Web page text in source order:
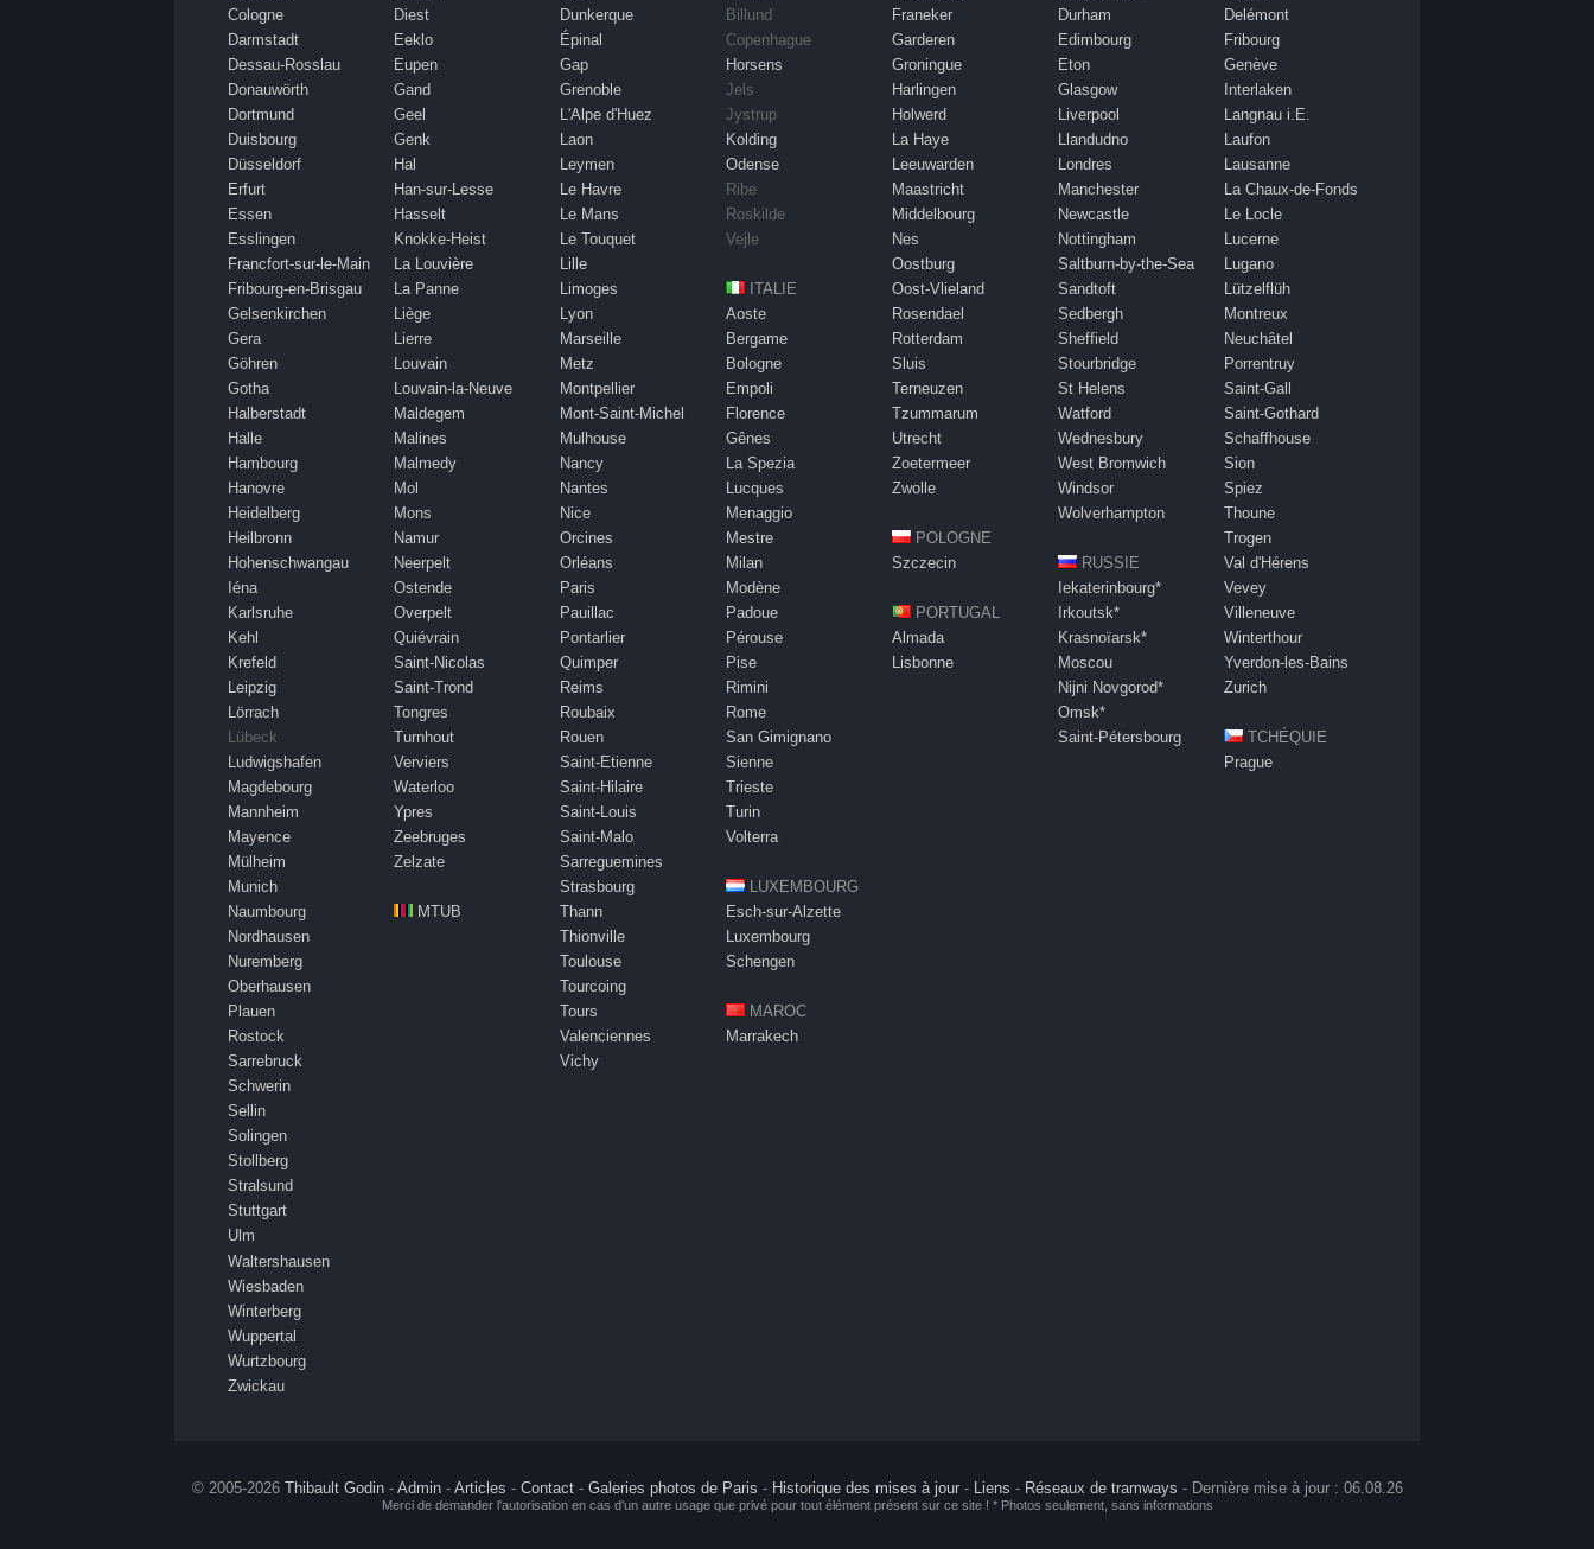
Cologne
Darmstadt
Dessau-Rosslau
Donauwörth
Dortmund
Duisbourg
Düsseldorf
Erfurt
Essen
Esslingen
Francfort-sur-le-Main
Fribourg-en-Brisgau
Gelsenkirchen
Gera
Göhren
Gotha
Halberstadt
Halle
Hambourg
Hanovre
Heidelberg
Heilbronn
Hohenschwangau
Iéna
Karlsruhe
Kehl
Krefeld
Leipzig
Lörrach
Lübeck
Ludwigshafen
Magdebourg
Mannheim
Mayence
Mülheim
Munich
Naumbourg
Nordhausen
Nuremberg
Oberhausen
Plauen
Rostock
Sarrebruck
Schwerin
Sellin
Solingen
Stollberg
Stralsund
Stuttgart
Ulm
Waltershausen
Wiesbaden
Winterberg
Wuppertal
Wurtzbourg
Zwickau
Diest
Eeklo
Eupen
Gand
Geel
Genk
Hal
Han-sur-Lesse
Hasselt
Knokke-Heist
La Louvière
La Panne
Liège
Lierre
Louvain
Louvain-la-Neuve
Maldegem
Malines
Malmedy
Mol
Mons
Namur
Neerpelt
Ostende
Overpelt
Quiévrain
Saint-Nicolas
Saint-Trond
Tongres
Turnhout
Verviers
Waterloo
Ypres
Zeebruges
Zelzate
MTUB
Dunkerque
Épinal
Gap
Grenoble
L'Alpe d'Huez
Laon
Leymen
Le Havre
Le Mans
Le Touquet
Lille
Limoges
Lyon
Marseille
Metz
Montpellier
Mont-Saint-Michel
Mulhouse
Nancy
Nantes
Nice
Orcines
Orléans
Paris
Pauillac
Pontarlier
Quimper
Reims
Roubaix
Rouen
Saint-Etienne
Saint-Hilaire
Saint-Louis
Saint-Malo
Sarreguemines
Strasbourg
Thann
Thionville
Toulouse
Tourcoing
Tours
Valenciennes
Vichy
Billund
Copenhague
Horsens
Jels
Jystrup
Kolding
Odense
Ribe
Roskilde
Vejle
ITALIE
Aoste
Bergame
Bologne
Empoli
Florence
Gênes
La Spezia
Lucques
Menaggio
Mestre
Milan
Modène
Padoue
Pérouse
Pise
Rimini
Rome
San Gimignano
Sienne
Trieste
Turin
Volterra
LUXEMBOURG
Esch-sur-Alzette
Luxembourg
Schengen
MAROC
Marrakech
Franeker
Garderen
Groningue
Harlingen
Holwerd
La Haye
Leeuwarden
Maastricht
Middelbourg
Nes
Oostburg
Oost-Vlieland
Rosendael
Rotterdam
Sluis
Terneuzen
Tzummarum
Utrecht
Zoetermeer
Zwolle
POLOGNE
Szczecin
PORTUGAL
Almada
Lisbonne
Durham
Edimbourg
Eton
Glasgow
Liverpool
Llandudno
Londres
Manchester
Newcastle
Nottingham
Saltburn-by-the-Sea
Sandtoft
Sedbergh
Sheffield
Stourbridge
St Helens
Watford
Wednesbury
West Bromwich
Windsor
Wolverhampton
RUSSIE
Iekaterinbourg*
Irkoutsk*
Krasnoïarsk*
Moscou
Nijni Novgorod*
Omsk*
Saint-Pétersbourg
Delémont
Fribourg
Genève
Interlaken
Langnau i.E.
Laufon
Lausanne
La Chaux-de-Fonds
Le Locle
Lucerne
Lugano
Lützelflüh
Montreux
Neuchâtel
Porrentruy
Saint-Gall
Saint-Gothard
Schaffhouse
Sion
Spiez
Thoune
Trogen
Val d'Hérens
Vevey
Villeneuve
Winterthour
Yverdon-les-Bains
Zurich
TCHÉQUIE
Prague
© 2005-2026 Thibault Godin- Admin- Articles - Contact- Galeries photos de Paris - Historique des mises à jour- Liens - Réseaux de tramways - Dernière mise à jour : 06.08.26
Merci de demander l'autorisation en cas d'un autre usage que privé pour tout élément présent sur ce site ! * Photos seulement, sans informations